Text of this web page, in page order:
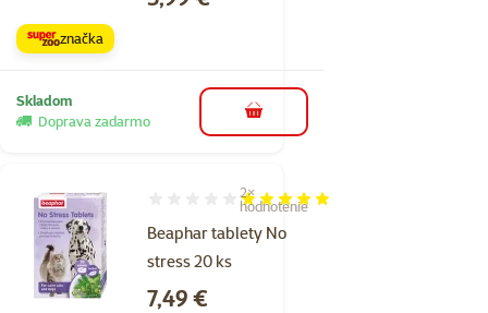
značka
Skladom
Doprava zadarmo
do košíka
Beaphar tablety No
stress 20 ks
Hodnotenie 100%, počet hodnotení: 2
2×
hodnotenie
Cena
7,49 €